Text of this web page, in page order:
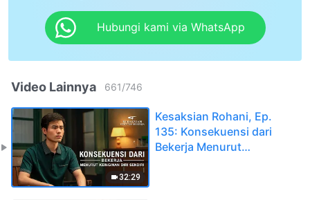
Hubungi kami via WhatsApp
Video Lainnya 661/746
32:29
Kesaksian Rohani, Ep.
135: Konsekuensi dari
Bekerja Menurut